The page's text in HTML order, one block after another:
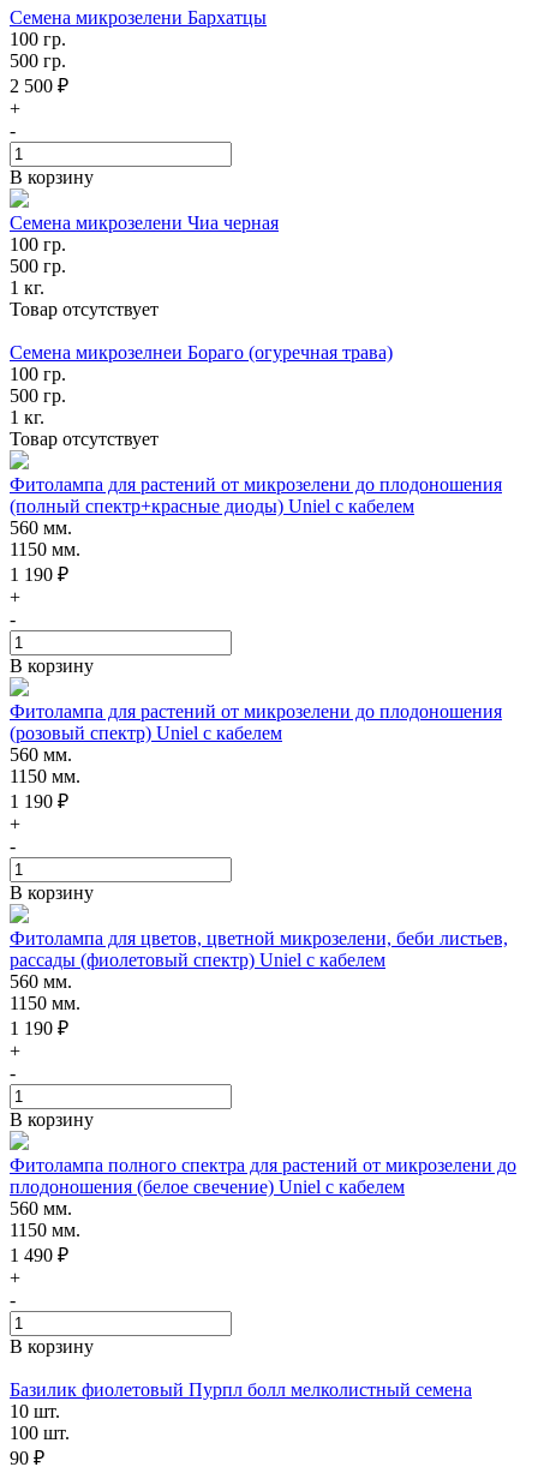
Семена микрозелени Бархатцы
100 гр.
500 гр.
2 500 ₽
+
-
В корзину
Семена микрозелени Чиа черная
100 гр.
500 гр.
1 кг.
Товар отсутствует
Семена микрозелнеи Бораго (огуречная трава)
100 гр.
500 гр.
1 кг.
Товар отсутствует
Фитолампа для растений от микрозелени до плодоношения
(полный спектр+красные диоды) Uniel с кабелем
560 мм.
1150 мм.
1 190 ₽
+
-
В корзину
Фитолампа для растений от микрозелени до плодоношения
(розовый спектр) Uniel с кабелем
560 мм.
1150 мм.
1 190 ₽
+
-
В корзину
Фитолампа для цветов, цветной микрозелени, беби листьев,
рассады (фиолетовый спектр) Uniel с кабелем
560 мм.
1150 мм.
1 190 ₽
+
-
В корзину
Фитолампа полного спектра для растений от микрозелени до
плодоношения (белое свечение) Uniel с кабелем
560 мм.
1150 мм.
1 490 ₽
+
-
В корзину
Базилик фиолетовый Пурпл болл мелколистный семена
10 шт.
100 шт.
90 ₽